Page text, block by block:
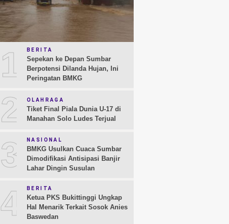
1 BERITA
Sepekan ke Depan Sumbar
Berpotensi Dilanda Hujan, Ini
Peringatan BMKG
2 OLAHRAGA
Tiket Final Piala Dunia U-17 di
Manahan Solo Ludes Terjual
3 NASIONAL
BMKG Usulkan Cuaca Sumbar
Dimodifikasi Antisipasi Banjir
Lahar Dingin Susulan
4 BERITA
Ketua PKS Bukittinggi Ungkap
Hal Menarik Terkait Sosok Anies
Baswedan